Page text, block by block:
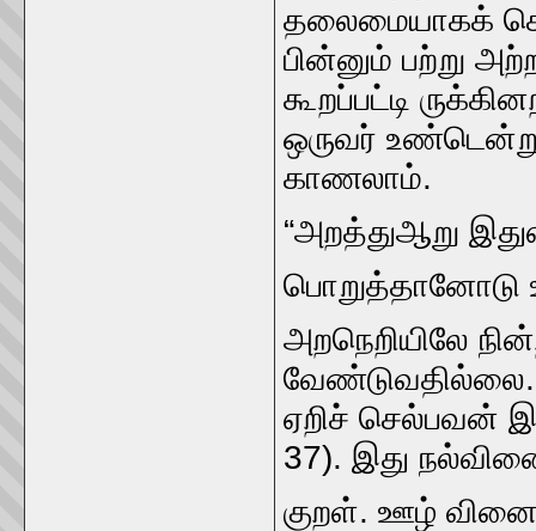
தலைமையாகக்‌
பின்னும்‌ பற்று
கூறப்பட்டி
ஒருவர்‌
காணலாம்‌.
“அறத்துஆறு
அறநெறியிலே
ஏறிச்‌ செல்பவன்‌
37). இது
குறள்‌. ஊழ்‌